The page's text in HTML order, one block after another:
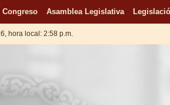
Congreso Asamblea Legislativa
hora local: 2:58 p.m.